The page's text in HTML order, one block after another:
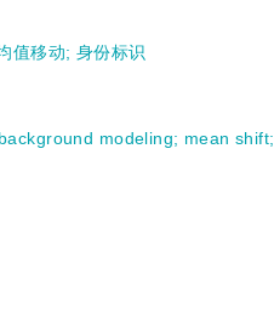
值移动; 身份标识
background modeling; mean shift;